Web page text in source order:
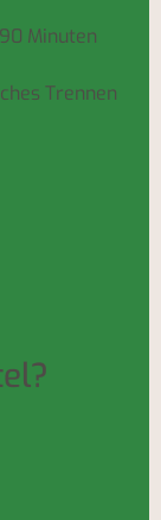
Minuten
Trennen